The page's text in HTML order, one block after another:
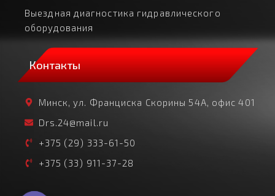
Выездная диагностика гидравлического
оборудования
Контакты
Минск, ул. Франциска Скорины 54А, офис 401
Drs.24@mail.ru
+375 (29) 333-61-50
+375 (33) 911-37-28